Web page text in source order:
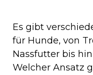
Es gibt
für Hunde, von
Nassfutter bis
Welcher Ansatz